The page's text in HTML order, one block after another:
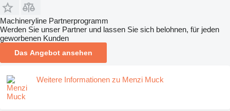
Machineryline Partnerprogramm
Werden Sie unser Partner und lassen Sie sich belohnen, für jeden
geworbenen Kunden
Das Angebot ansehen
Weitere Informationen zu Menzi Muck